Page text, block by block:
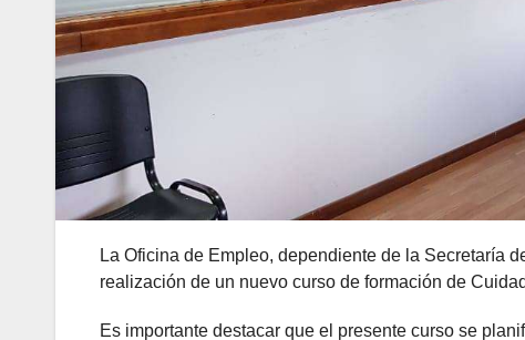
La Oficina de Empleo, dependiente de la Secretaría
realización de un nuevo curso de formación de
Es importante destacar que el presente curso se